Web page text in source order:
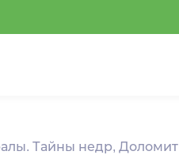
Тайны недр, Доломит